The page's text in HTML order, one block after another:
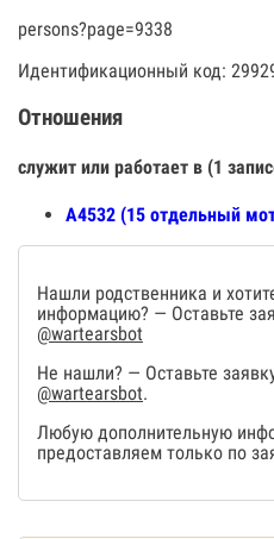
persons?page=9338
Идентификационный код:
Отношения
служит или работает в (1
А4532 (15 отдельный
Нашли родственника и
информацию? — Оставьте
@wartearsbot
Не нашли? — Оставьте
@wartearsbot.
Любую дополнительную
предоставляем только по